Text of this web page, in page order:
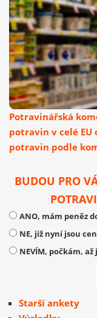
Potravinářská
potravin v celé
potravin podle
BUDOU PRO
ANO, mám peněz
NE, již nyní jsou
NEVÍM, počkám,
Starší ankety